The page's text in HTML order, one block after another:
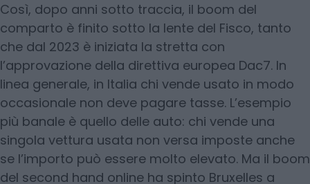
Così, dopo anni sotto traccia, il boom del
comparto è finito sotto la lente del Fisco, tanto
che dal 2023 è iniziata la stretta con
l’approvazione della direttiva europea Dac7. In
linea generale, in Italia chi vende usato in modo
occasionale non deve pagare tasse. L’esempio
più banale è quello delle auto: chi vende una
singola vettura usata non versa imposte anche
se l’importo può essere molto elevato. Ma il boom
del second hand online ha spinto Bruxelles a